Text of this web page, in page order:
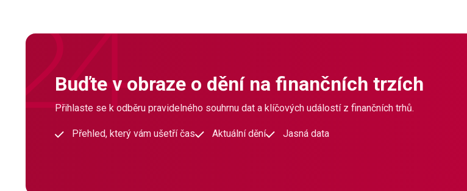
Buďte v obraze o dění na finančních trzích
Přihlaste se k odběru pravidelného souhrnu dat a klíčových událostí z finančních trhů.
Přehled, který vám ušetří čas Aktuální dění Jasná data